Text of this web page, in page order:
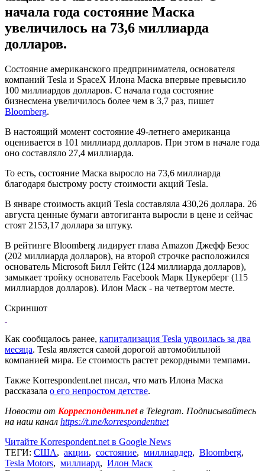
начала года состояние Маска
увеличилось на 73,6 миллиарда
долларов.
Состояние американского предпринимателя, основателя
компаний Tesla и SpaceX Илона Маска впервые превысило
100 миллиардов долларов. С начала года состояние
бизнесмена увеличилось более чем в 3,7 раз, пишет
Bloomberg.
В настоящий момент состояние 49-летнего американца
оценивается в 101 миллиард долларов. При этом в начале года
оно составляло 27,4 миллиарда.
То есть, состояние Маска выросло на 73,6 миллиарда
благодаря быстрому росту стоимости акций Tesla.
В январе стоимость акций Tesla составляла 430,26 доллара. 26
августа ценные бумаги автогиганта выросли в цене и сейчас
стоят 2153,17 доллара за штуку.
В рейтинге Bloomberg лидирует глава Amazon Джефф Безос
(202 миллиарда долларов), на второй строчке расположился
основатель Microsoft Билл Гейтс (124 миллиарда долларов),
замыкает тройку основатель Facebook Марк Цукерберг (115
миллиардов долларов). Илон Маск - на четвертом месте.
Скриншот
Как сообщалось ранее, капитализация Tesla удвоилась за два
месяца. Tesla является самой дорогой автомобильной
компанией мира. Ее стоимость растет рекордными темпами.
Также Korrespondent.net писал, что мать Илона Маска
рассказала о его непростом детстве.
Новости от Корреспондент.netв Telegram. Подписывайтесь
на наш канал https://t.me/korrespondentnet
Читайте Korrespondent.net в Google News
ТЕГИ: США, акции, состояние, миллиардер, Bloomberg,
Tesla Motors, миллиард, Илон Маск